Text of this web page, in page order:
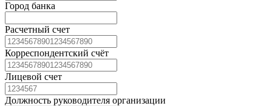
Город банка
Расчетный счет
Корреспондентский счёт
Лицевой счет
Должность руководителя организации